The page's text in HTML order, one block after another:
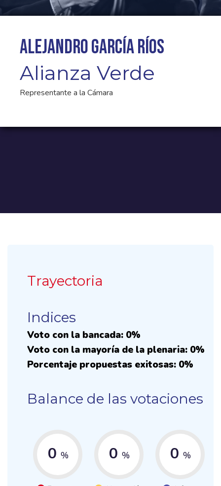
Alejandro García Ríos
Alianza Verde
Representante a la Cámara
Trayectoria
Indices
Voto con la bancada: 0%
Voto con la mayoría de la plenaria: 0%
Porcentaje propuestas exitosas: 0%
Balance de las votaciones
0 % 0 % 0 %